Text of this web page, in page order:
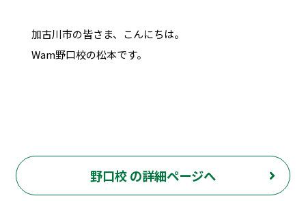
加古川市の皆さま、こんにちは。
Wam野口校の松本です。
野口校 の詳細ページへ